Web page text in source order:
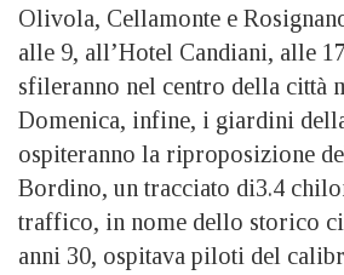
Olivola, Cellamonte e
alle 9, all’Hotel Candiani, alle
sfileranno nel centro della città
Domenica, infine, i giardini
ospiteranno la riproposizione
Bordino, un tracciato di3.4
traffico, in nome dello storico
anni 30, ospitava piloti del